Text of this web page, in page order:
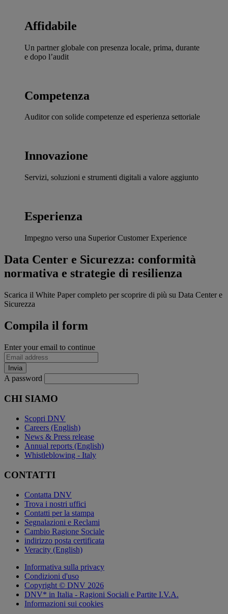
Affidabile
Un partner globale con presenza locale, prima, durante
e dopo l’audit
Competenza
Auditor con solide competenze ed esperienza settoriale
Innovazione
Servizi, soluzioni e strumenti digitali a valore aggiunto
Esperienza
Impegno verso una Superior Customer Experience
Data Center e Sicurezza: conformità
normativa e strategie di resilienza
Scarica il White Paper completo per scoprire di più su Data Center e
Sicurezza
Compila il form
Enter your email to continue
Invia
A password
CHI SIAMO
Scopri DNV
Careers (English)
News & Press release
Annual reports (English)
Whistleblowing - Italy
CONTATTI
Contatta DNV
Trova i nostri uffici
Contatti per la stampa
Segnalazioni e Reclami
Cambio Ragione Sociale
indirizzo posta certificata
Veracity (English)
Informativa sulla privacy
Condizioni d'uso
Copyright © DNV 2026
DNV* in Italia - Ragioni Sociali e Partite I.V.A.
Informazioni sui cookies